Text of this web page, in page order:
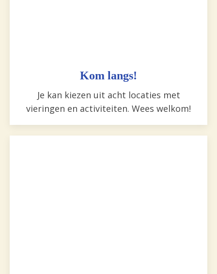
Kom langs!
Je kan kiezen uit acht locaties met
vieringen en activiteiten. Wees welkom!